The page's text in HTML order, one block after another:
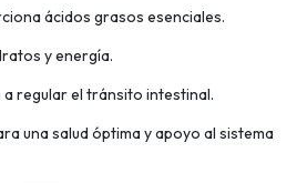
ácidos grasos esenciales.
y energía.
a regular el tránsito intestinal.
una salud óptima y apoyo al sistema